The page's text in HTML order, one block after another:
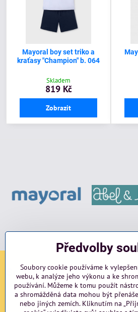
Mayoral boy set triko a
kraťasy "Champion" b. 064
Skladem
819 Kč
Zobrazit
Sociální sítě
Facebook Instagram blog
Předvolby
Soubory cookie používáme k
webu, k analýze jeho výkonu a ke
používání. Můžeme k tomu použít
a shromážděná data mohou být
nebo jiných zemích. Kliknutím na